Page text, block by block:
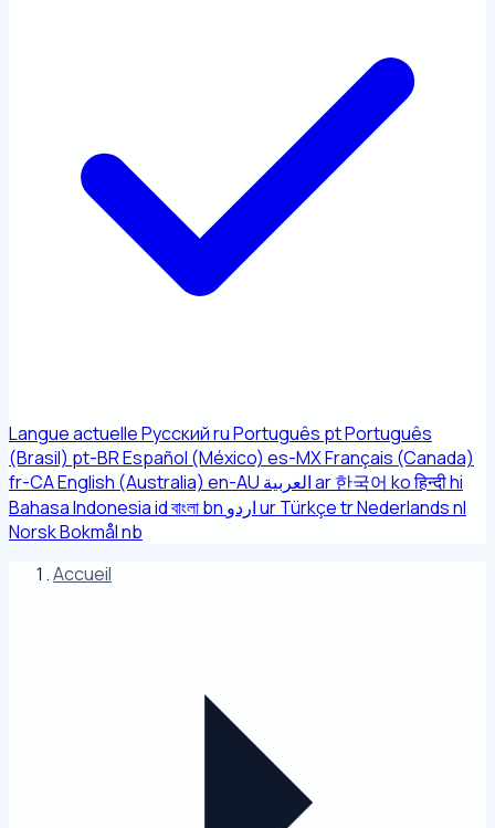
Langue actuelleРусскийruPortuguês ptPortuguês
(Brasil) pt-BREspañol (México) es-MXFrançais (Canada)
fr-CAEnglish (Australia) en-AU العربيةar한국어 koहिन्दीhi
Bahasa Indonesiaidবাংলাbn اردوurTürkçetrNederlandsnl
Norsk Bokmålnb
Accueil